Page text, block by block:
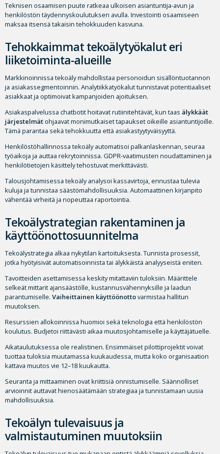
Teknisen osaamisen puute ratkeaa ulkoisen asiantuntija-avun ja
henkilöstön täydennyskoulutuksen avulla. Investointi osaamiseen
maksaa itsensä takaisin tehokkuuden kasvuna.
Tehokkaimmat tekoälytyökalut eri
liiketoiminta-alueille
Markkinoinnissa tekoäly mahdollistaa personoidun sisällöntuotannon
ja asiakassegmentoinnin. Analytiikkatyökalut tunnistavat potentiaaliset
asiakkaat ja optimoivat kampanjoiden ajoituksen.
Asiakaspalvelussa chatbotit hoitavat rutiinitehtävät, kun taas älykkäät
järjestelmätohjaavat monimutkaiset tapaukset oikeille asiantuntijoille.
Tämä parantaa sekä tehokkuutta että asiakastyytyväisyyttä.
Henkilöstöhallinnossa tekoäly automatisoi palkanlaskennan, seuraa
työaikoja ja auttaa rekrytoinnissa. GDPR-vaatimusten noudattaminen ja
henkilötietojen käsittely tehostuvat merkittävästi.
Talousjohtamisessa tekoäly analysoi kassavirtoja, ennustaa tulevia
kuluja ja tunnistaa säästömahdollisuuksia. Automaattinen kirjanpito
vähentää virheitä ja nopeuttaa raportointia.
Tekoälystrategian rakentaminen ja
käyttöönottosuunnitelma
Tekoälystrategia alkaa nykytilan kartoituksesta. Tunnista prosessit,
jotka hyötyisivät automatisoinnista tai älykkäistä analyyseistä eniten.
Tavoitteiden asettamisessa keskity mitattaviin tuloksiin. Määrittele
selkeät mittarit ajansäästölle, kustannusvähennyksille ja laadun
parantumiselle. Vaiheittainen käyttöönottovarmistaa hallitun
muutoksen.
Resurssien allokoinnissa huomioi sekä teknologia että henkilöstön
koulutus. Budjetoi riittävästi aikaa muutosjohtamiselle ja käyttäjätuelle.
Aikataulutuksessa ole realistinen. Ensimmäiset pilottiprojektit voivat
tuottaa tuloksia muutamassa kuukaudessa, mutta koko organisaation
kattava muutos vie 12–18 kuukautta.
Seuranta ja mittaaminen ovat kriittisiä onnistumiselle. Säännölliset
arvioinnit auttavat hienosäätämään strategiaa ja tunnistamaan uusia
mahdollisuuksia.
Tekoälyn tulevaisuus ja
valmistautuminen muutoksiin